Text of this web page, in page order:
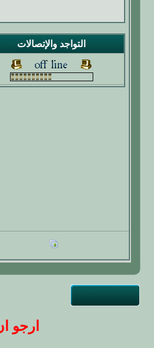
التواجد والإتصالات
ارجو